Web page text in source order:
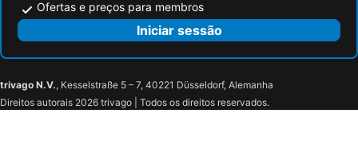
Ofertas e preços para membros
Iniciar sessão
trivago N.V., Kesselstraße 5 – 7, 40221 Düsseldorf, Alemanha
Direitos autorais 2026 trivago | Todos os direitos reservados.